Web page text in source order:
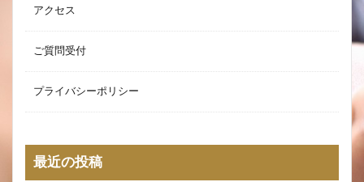
アクセス
ご質問受付
プライバシーポリシー
最近の投稿